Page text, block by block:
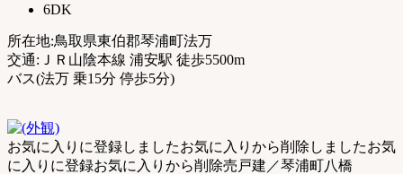
6DK
所在地:鳥取県東伯郡琴浦町法万
交通:ＪＲ山陰本線 浦安駅 徒歩5500m
バス(法万 乗15分 停歩5分)
お気に入りに登録しましたお気に入りから削除しましたお気
に入りに登録お気に入りから削除売戸建／琴浦町八橋